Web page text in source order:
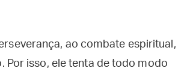
ao combate espiritual,
Por isso, ele tenta de todo modo